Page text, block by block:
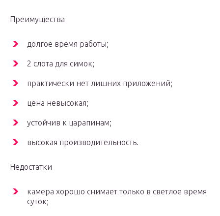
Преимущества
долгое время работы;
2 слота для симок;
практически нет лишних приложений;
цена невысокая;
устойчив к царапинам;
высокая производительность.
Недостатки
камера хорошо снимает только в светлое время
суток;